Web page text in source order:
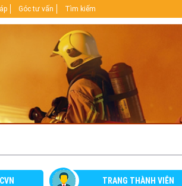
Góc tư vấn Tìm kiếm
TRANG THÀNH VIÊN